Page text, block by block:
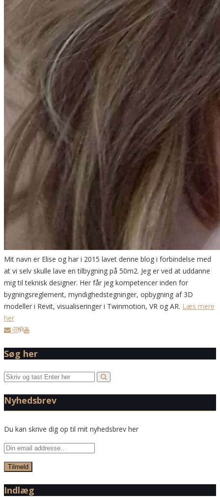
Mit navn er Elise og har i 2015 lavet denne blog i forbindelse med
at vi selv skulle lave en tilbygning på 50m2. Jeg er ved at uddanne
mig til teknisk designer. Her får jeg kompetencer inden for
bygningsreglement, myndighedstegninger, opbygning af 3D
modeller i Revit, visualiseringer i Twinmotion, VR og AR. Læs mere
her
Søg her
Nyhedsbrev
Du kan skrive dig op til mit nyhedsbrev her
Indlæg